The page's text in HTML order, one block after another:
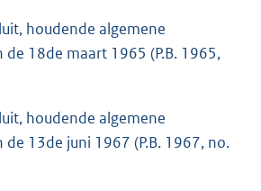
houdende algemene
de 18de maart 1965 (P.B. 1965,
houdende algemene
de 13de juni 1967 (P.B. 1967, no.